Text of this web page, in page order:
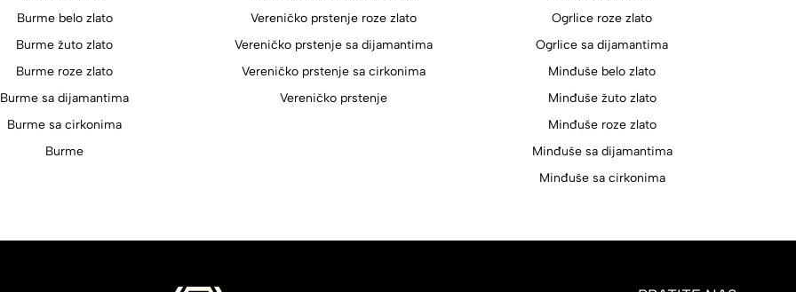
Burme belo zlato
Burme žuto zlato
Burme roze zlato
Burme sa dijamantima
Burme sa cirkonima
Burme
Vereničko prstenje roze zlato
Vereničko prstenje sa dijamantima
Vereničko prstenje sa cirkonima
Vereničko prstenje
Ogrlice roze zlato
Ogrlice sa dijamantima
Minđuše belo zlato
Minđuše žuto zlato
Minđuše roze zlato
Minđuše sa dijamantima
Minđuše sa cirkonima